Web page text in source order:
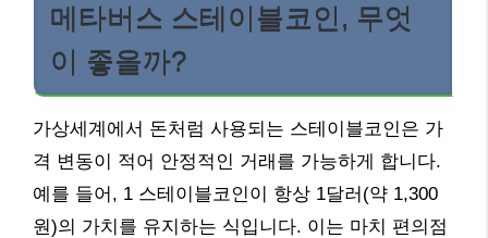
메타버스 스테이블코인, 무엇
이 좋을까?
가상세계에서 돈처럼 사용되는 스테이블코인은 가
격 변동이 적어 안정적인 거래를 가능하게 합니다.
예를 들어, 1 스테이블코인이 항상 1달러(약 1,300
원)의 가치를 유지하는 식입니다. 이는 마치 편의점